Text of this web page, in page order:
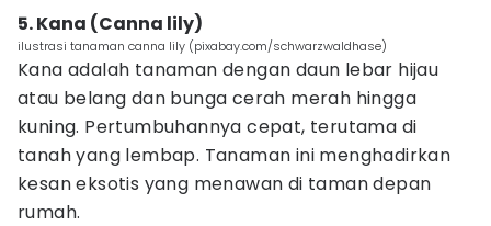
5. Kana (Canna lily)
ilustrasi tanaman canna lily (pixabay.com/schwarzwaldhase)
Kana adalah tanaman dengan daun lebar hijau
atau belang dan bunga cerah merah hingga
kuning. Pertumbuhannya cepat, terutama di
tanah yang lembap. Tanaman ini menghadirkan
kesan eksotis yang menawan di taman depan
rumah.